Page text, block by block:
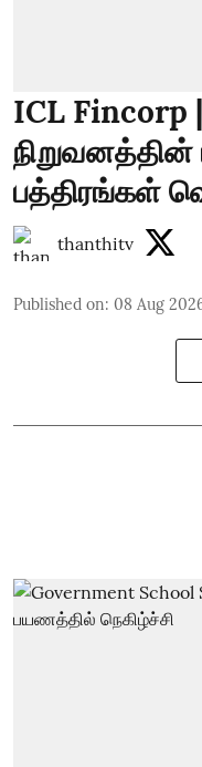
ICL Fincorp
நிறுவனத்தின்
பத்திரங்கள்
thanthitv
Published on: 08 Aug